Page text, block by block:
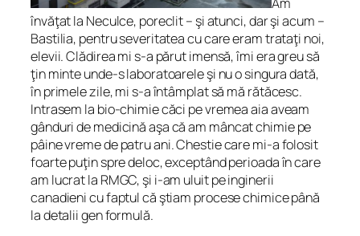
învăţat la Neculce, poreclit – şi atunci, dar şi acum –
Bastilia, pentru severitatea cu care eram trataţi noi,
elevii. Clădirea mi s-a părut imensă, îmi era greu să
ţin minte unde-s laboratoarele şi nu o singura dată,
în primele zile, mi s-a întâmplat să mă rătăcesc.
Intrasem la bio-chimie căci pe vremea aia aveam
gânduri de medicină aşa că am mâncat chimie pe
pâine vreme de patru ani. Chestie care mi-a folosit
foarte puţin spre deloc, exceptând perioada în care
am lucrat la RMGC, şi i-am uluit pe inginerii
canadieni cu faptul că ştiam procese chimice până
la detalii gen formulă.